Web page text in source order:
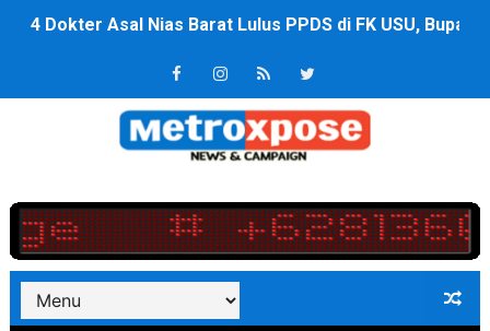
4 Dokter Asal Nias Barat Lulus PPDS di FK USU,
OKU Timur Jalin Komunikasi ke semua Stackholder
DPRD Kota Bekasi Minta Penanganan Pencemaran
Jelang HUT RI ke 81Turnamen Olah Anak Muda Kota
Bobby Nasution Fokus Infrastruktur Daerah saat
Dukcapil SBB Layani Perubahan Akta Lama Menjadi